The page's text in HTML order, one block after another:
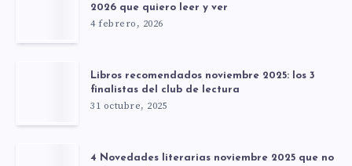
2026 que quiero leer y ver
4 febrero, 2026
Libros recomendados noviembre 2025: los 3
finalistas del club de lectura
31 octubre, 2025
4 Novedades literarias noviembre 2025 que no